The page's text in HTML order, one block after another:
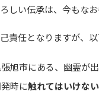
しい伝承は、今もな
責任となりますが、
旭市にある、幽霊が
時に触れてはいけな